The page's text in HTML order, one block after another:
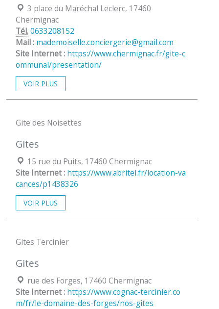
Localisation :
3 place du Maréchal Leclerc, 17460
Chermignac
Tél.0633208152
Mail : mademoiselle.conciergerie@gmail.com
Site Internet : https://www.chermignac.fr/gite-c
ommunal/presentation/
VOIR PLUS
Gite des Noisettes
Gites
Localisation :
15 rue du Puits, 17460 Chermignac
Site Internet : https://www.abritel.fr/location-va
cances/p1438326
VOIR PLUS
Gites Tercinier
Gites
Localisation :
rue des Forges, 17460 Chermignac
Site Internet : https://www.cognac-tercinier.co
m/fr/le-domaine-des-forges/nos-gites